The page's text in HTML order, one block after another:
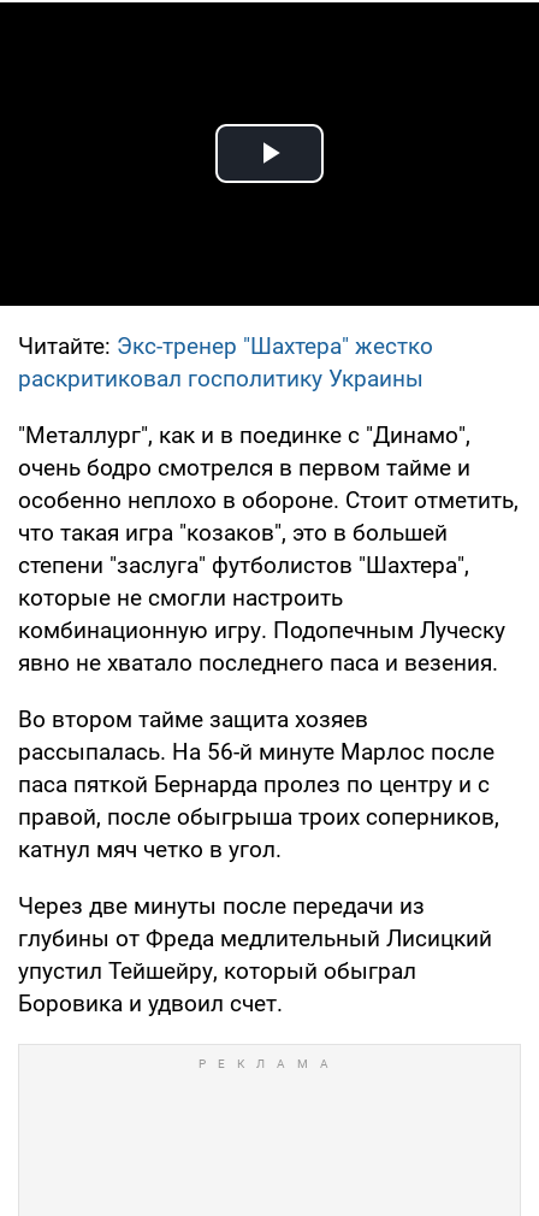
Play Video
Читайте: Экс-тренер "Шахтера" жестко
раскритиковал госполитику Украины
"Металлург", как и в поединке с "Динамо",
очень бодро смотрелся в первом тайме и
особенно неплохо в обороне. Стоит отметить,
что такая игра "козаков", это в большей
степени "заслуга" футболистов "Шахтера",
которые не смогли настроить
комбинационную игру. Подопечным Луческу
явно не хватало последнего паса и везения.
Во втором тайме защита хозяев
рассыпалась. На 56-й минуте Марлос после
паса пяткой Бернарда пролез по центру и с
правой, после обыгрыша троих соперников,
катнул мяч четко в угол.
Через две минуты после передачи из
глубины от Фреда медлительный Лисицкий
упустил Тейшейру, который обыграл
Боровика и удвоил счет.